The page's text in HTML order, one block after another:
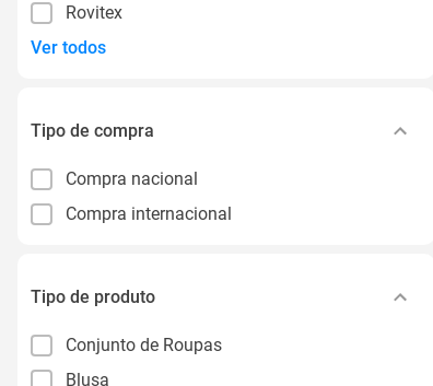
Rovitex
Ver todos
Tipo de compra
Compra nacional
Compra internacional
Tipo de produto
Conjunto de Roupas
Blusa